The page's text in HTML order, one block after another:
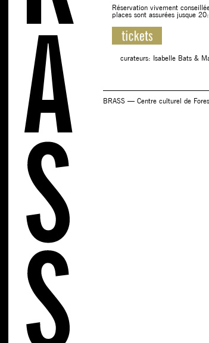
Réservation vivement
places sont assurées jusque
curateurs: Isabelle Bats &
BRASS — Centre culturel de